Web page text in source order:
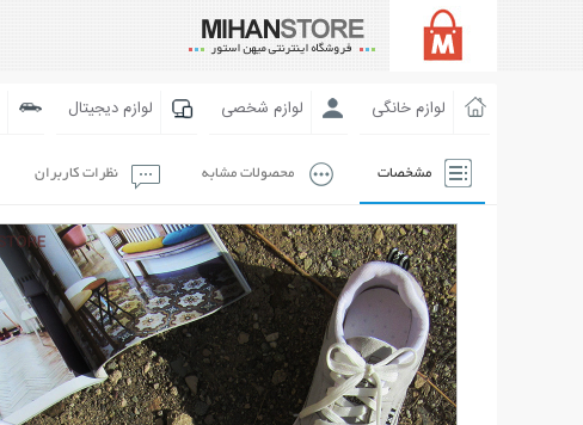
لوازم خانگی لوازم شخصی لوازم دیجیتال
مشخصات محصولات مشابه نظرات کاربران